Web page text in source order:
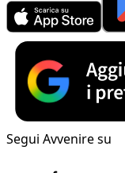
Segui Avvenire su